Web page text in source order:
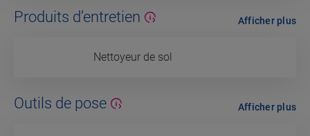
Produits d’entretien
Nettoyeur de sol
Afficher plus
Outils de pose Afficher plus